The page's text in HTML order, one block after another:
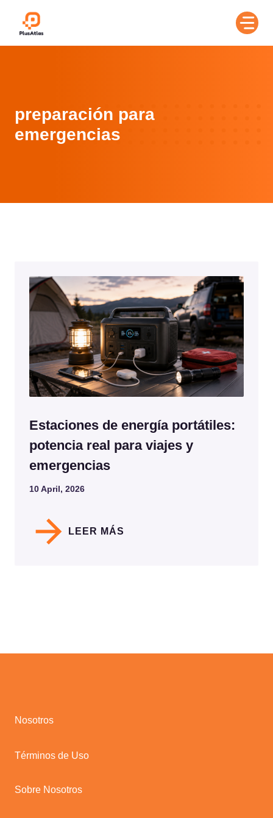
preparación para
emergencias
Estaciones de energía portátiles:
potencia real para viajes y
emergencias
10 April, 2026
LEER MÁS
Nosotros
Términos de Uso
Sobre Nosotros